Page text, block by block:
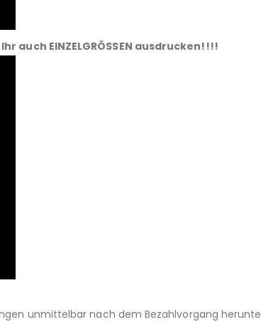
auch EINZELGRÖSSEN ausdrucken!!!!
unmittelbar nach dem Bezahlvorgang